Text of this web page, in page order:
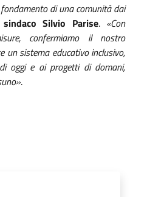
di una comunità dai
sindaco Silvio Parise. «Con
confermiamo il nostro
un sistema educativo inclusivo,
oggi e ai progetti di domani,
.